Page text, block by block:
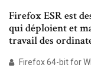
Firefox ESR est
qui déploient et
travail des
Firefox 64-bit for